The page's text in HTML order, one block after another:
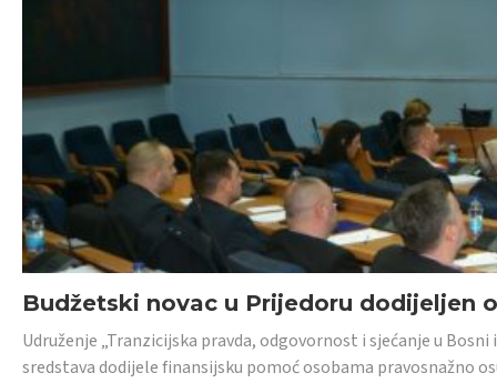
Budžetski novac u Prijedoru dodijeljen
Udruženje „Tranzicijska pravda, odgovornost i sjećanje u
sredstava dodijele finansijsku pomoć osobama pravosnažno